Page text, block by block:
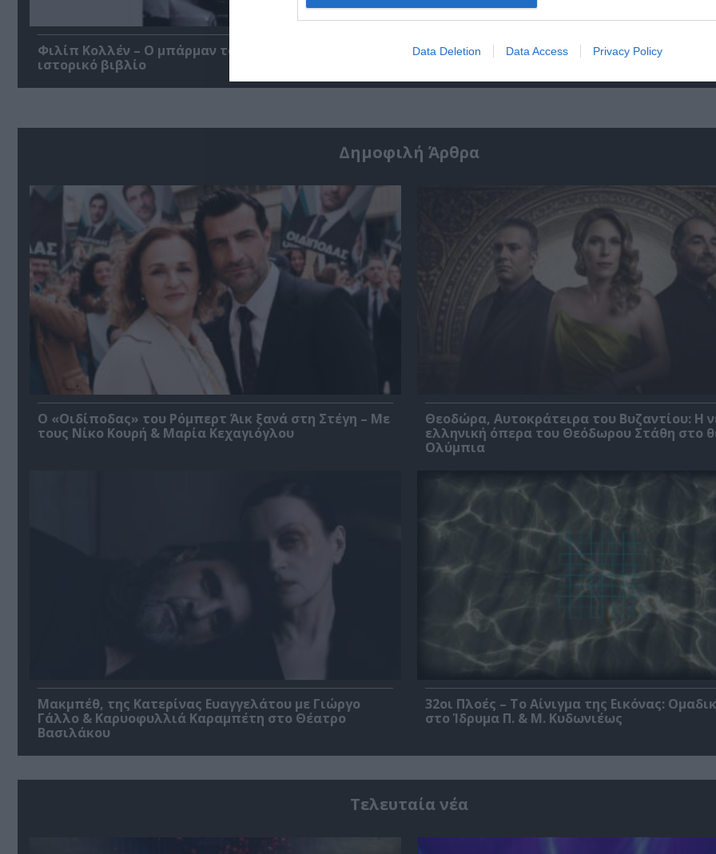
Data Deletion Data Access Privacy Policy
Φιλίπ Κολλέν – Ο μπάρμαν του Ritz: Ένα κοινωνικό
ιστορικό βιβλίο
Ελένη Μπουκαούρη – η Μαρία τα ήθελε
Δημοφιλή Άρθρα
O «Οιδίποδας» του Ρόμπερτ Άικ ξανά στη Στέγη – Με
τους Νίκο Κουρή & Μαρία Κεχαγιόγλου
Θεοδώρα, Αυτοκράτειρα του Βυζαντίου: Η
ελληνική όπερα του Θεόδωρου Στάθη στο
Ολύμπια
Μακμπέθ, της Κατερίνας Ευαγγελάτου με Γιώργο
Γάλλο & Καρυοφυλλιά Καραμπέτη στο Θέατρο
Βασιλάκου
32οι Πλοές – Το Αίνιγμα της Εικόνας:
στο Ίδρυμα Π. & Μ. Κυδωνιέως
Τελευταία νέα